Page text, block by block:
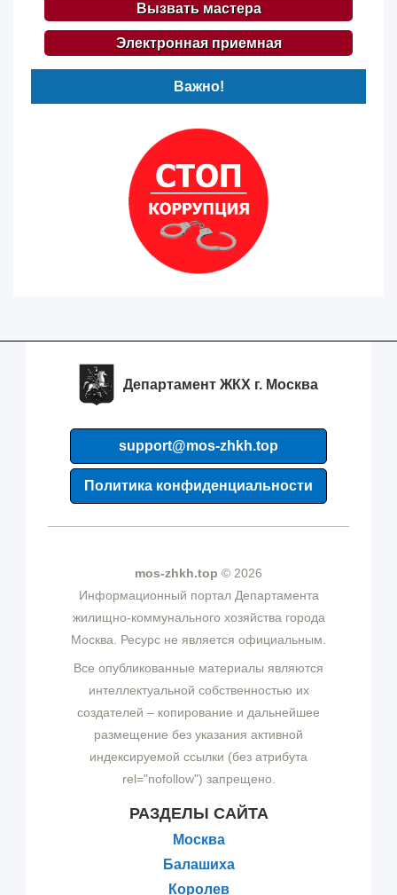
Вызвать мастера
Электронная приемная
Важно!
Департамент ЖКХ г. Москва
support@mos-zhkh.top
Политика конфиденциальности
mos-zhkh.top © 2026
Информационный портал Департамента
жилищно-коммунального хозяйства города
Москва. Ресурс не является официальным.
Все опубликованные материалы являются
интеллектуальной собственностью их
создателей – копирование и дальнейшее
размещение без указания активной
индексируемой ссылки (без атрибута
rel="nofollow") запрещено.
РАЗДЕЛЫ САЙТА
Москва
Балашиха
Королев